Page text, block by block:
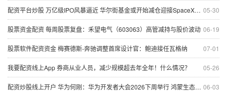
05-30
配资平台炒股 万亿级IPO风暴逼近 华尔街基金或开始减仓迎接SpaceX上市
06-19
股票资金配资 每周股票复盘：禾望电气（603063）高管减持与股价波动
07-01
股票软件配资资金 梅赛德斯-奔驰调整首席设计官：鲍迪接任瓦格纳
05-26
我要配资线上App 券商从业人员，减少规模超去年全年！什么情况？
06-03
配资炒股线上开户 华为何刚：华为开发者大会2026下周举行 鸿蒙生态加速奔跑